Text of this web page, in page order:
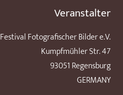
Veranstalter
Festival Fotografischer Bilder e.V.
Kumpfmühler Str. 47
93051 Regensburg
GERMANY